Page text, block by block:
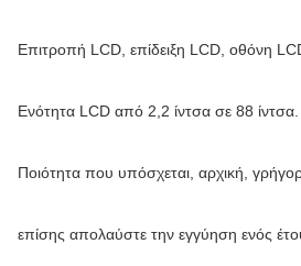
Επιτροπή LCD, επίδειξη LCD, οθόνη
Ενότητα LCD από 2,2 ίντσα σε 88 ίντσα.
Ποιότητα που υπόσχεται, αρχική,
επίσης απολαύστε την εγγύηση ενός